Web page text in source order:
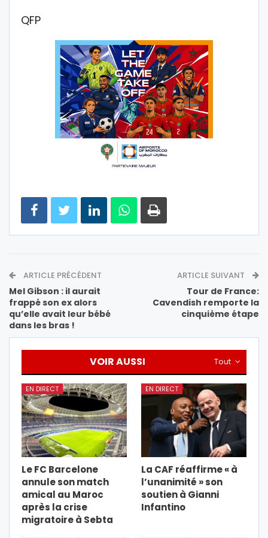
QFP
ARTICLE PRÉCÉDENT
Mel Gibson : il aurait
frappé son ex alors
qu’elle avait leur bébé
dans les bras !
ARTICLE SUIVANT
Tour de France:
Cavendish remporte la
cinquième étape
Tout
VOIR AUSSI
EN DIRECT
Le FC Barcelone
annule son match
amical au Maroc
après la crise
migratoire à Sebta
EN DIRECT
La CAF réaffirme « à
l’unanimité » son
soutien à Gianni
Infantino